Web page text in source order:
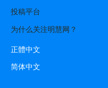
投稿平台
为什么关注明慧网？
正體中文
简体中文